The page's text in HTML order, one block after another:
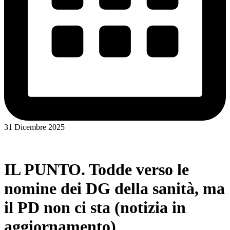
31 Dicembre 2025
IL PUNTO. Todde verso le
nomine dei DG della sanità, ma
il PD non ci sta (notizia in